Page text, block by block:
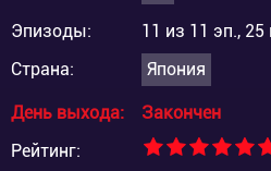
Эпизоды:
11 из 11 эп., 25
Страна:
Япония
День выхода:
Закончен
Рейтинг: